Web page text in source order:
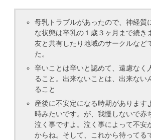
母乳トラブルがあったので、神経質
な状態は卒乳の１歳３ヶ月まで続き
友と共有したり地域のサークルなど
た。
辛いことは辛いと認めて、遠慮なく
ること。出来ないことは、出来ない
ること
産後に不安定になる時期があります
時みたいです。が、我慢しないで赤
泣く事ですよ。泣く事によって不安
からね。そして、これから待ってる